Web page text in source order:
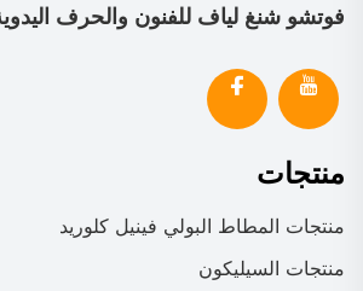
فوتشو شنغ لياف للفنون والحرف
منتجات
منتجات المطاط البولي فينيل كلوريد
منتجات السيليكون